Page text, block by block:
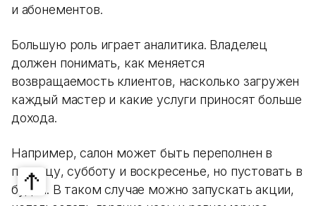
и абонементов.
Большую роль играет аналитика. Владелец
должен понимать, как меняется
возвращаемость клиентов, насколько загружен
каждый мастер и какие услуги приносят больше
дохода.
Например, салон может быть переполнен в
пятницу, субботу и воскресенье, но пустовать в
будни. В таком случае можно запускать акции,